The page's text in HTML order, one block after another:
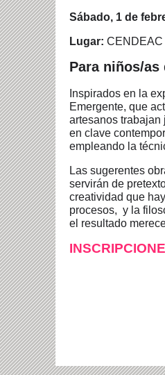
Sábado, 1 de
Lugar: CENDEAC
Para niños/as
Inspirados en la
Emergente, que
artesanos trabajan
en clave
empleando la
Las sugerentes
servirán de
creatividad que
procesos, y la
el resultado